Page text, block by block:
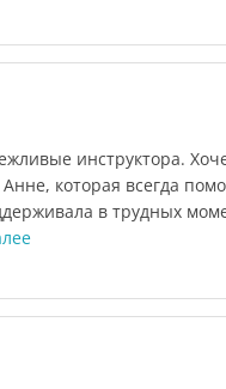
инструктора.
которая всегда
в трудных